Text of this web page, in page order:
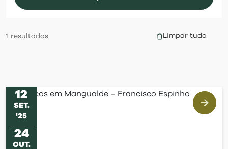
1 resultados Limpar tudo
12
SET.
'25
24
OUT.